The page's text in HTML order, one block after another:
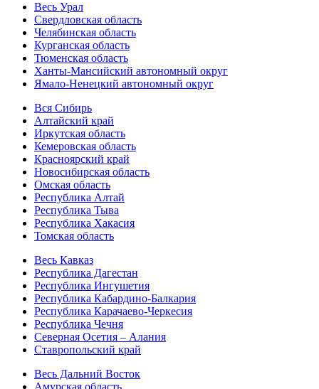
Весь Урал
Свердловская область
Челябинская область
Курганская область
Тюменская область
Ханты-Мансийский автономный округ
Ямало-Ненецкий автономный округ
Вся Сибирь
Алтайский край
Иркутская область
Кемеровская область
Красноярский край
Новосибирская область
Омская область
Республика Алтай
Республика Тыва
Республика Хакасия
Томская область
Весь Кавказ
Республика Дагестан
Республика Ингушетия
Республика Кабардино-Балкария
Республика Карачаево-Черкесия
Республика Чечня
Северная Осетия – Алания
Ставропольский край
Весь Дальний Восток
Амурская область